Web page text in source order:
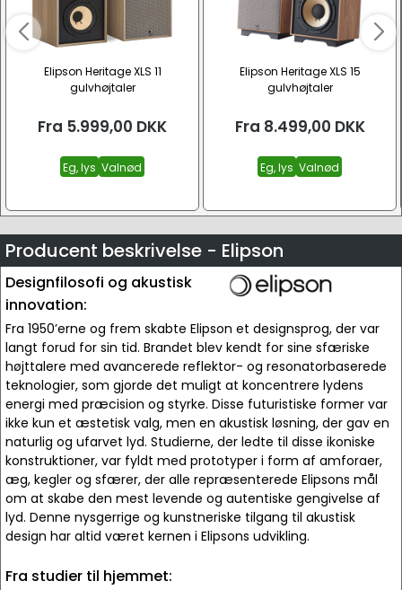
Elipson Heritage XLS 11
gulvhøjtaler
Fra 5.999,00 DKK
Eg, lys Valnød
Elipson Heritage XLS 15
gulvhøjtaler
Fra 8.499,00 DKK
Eg, lys Valnød
Producent beskrivelse - Elipson
Designfilosofi og akustisk
innovation:
Fra 1950’erne og frem skabte Elipson et designsprog, der var
langt forud for sin tid. Brandet blev kendt for sine sfæriske
højttalere med avancerede reflektor- og resonatorbaserede
teknologier, som gjorde det muligt at koncentrere lydens
energi med præcision og styrke. Disse futuristiske former var
ikke kun et æstetisk valg, men en akustisk løsning, der gav en
naturlig og ufarvet lyd. Studierne, der ledte til disse ikoniske
konstruktioner, var fyldt med prototyper i form af amforaer,
æg, kegler og sfærer, der alle repræsenterede Elipsons mål
om at skabe den mest levende og autentiske gengivelse af
lyd. Denne nysgerrige og kunstneriske tilgang til akustisk
design har altid været kernen i Elipsons udvikling.
Fra studier til hjemmet: